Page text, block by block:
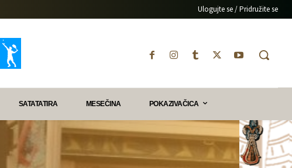
Ulogujte se / Pridružite se
SATATATIRA MESEČINA POKAZIVAČICA